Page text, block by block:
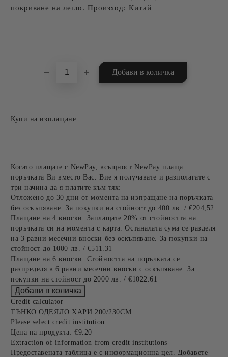
покриване на легло. Произход: Китай
Купи на изплащане
Когато плащате с NewPay, всъщност NewPay плаща
поръчката Ви вместо Вас. Вие я получавате и разполагате с
три начина да я платите към тях:
Отложено до 30 дни от момента на изпращане на поръчката
без оскъпяване. За покупки на стойност до 400 лв. / €204,52
Плащане на 4 вноски. Заплащате 20% от стойността на
поръчката си на момента с карта. Останалата сума се разделя
на 3 равни месечни вноски без оскъпяване. За покупки на
стойност до 1000 лв. / €511.31
Плащане на 6 вноски. Стойността на поръчката се
разпределя в 6 равни месечни вноски с оскъпяване. За
покупки на стойност до 2000 лв. / €1022.61
Credit calculator
ТЪНКО ОДЕЯЛО ХАРИ 200/230СМ
Please select credit institution
Цена на продукта: €9.20
Extraction of information from credit institutions
Предоставената таблица е с информационна цел. Добавете